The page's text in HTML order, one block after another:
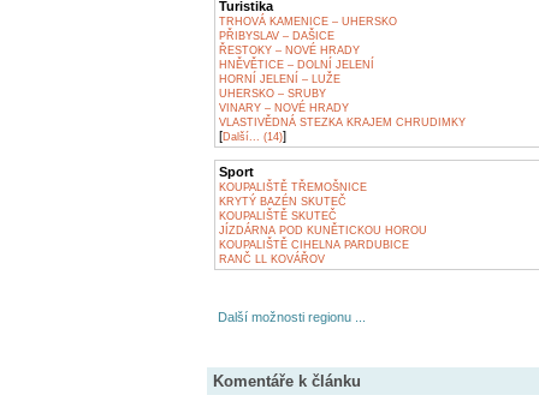
Turistika
TRHOVÁ KAMENICE – UHERSKO
PŘIBYSLAV – DAŠICE
ŘESTOKY – NOVÉ HRADY
HNĚVĚTICE – DOLNÍ JELENÍ
HORNÍ JELENÍ – LUŽE
UHERSKO – SRUBY
VINARY – NOVÉ HRADY
VLASTIVĚDNÁ STEZKA KRAJEM CHRUDIMKY
[Další... (14)]
Sport
KOUPALIŠTĚ TŘEMOŠNICE
KRYTÝ BAZÉN SKUTEČ
KOUPALIŠTĚ SKUTEČ
JÍZDÁRNA POD KUNĚTICKOU HOROU
KOUPALIŠTĚ CIHELNA PARDUBICE
RANČ LL KOVÁŘOV
Další možnosti regionu ...
Komentáře k článku